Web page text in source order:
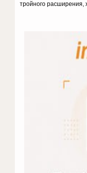
тройного расширения,